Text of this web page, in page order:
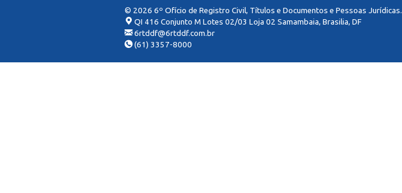
© 2026 6º Ofício de Registro Civil, Títulos e Documentos e Pessoas Jurídicas.
QI 416 Conjunto M Lotes 02/03 Loja 02 Samambaia, Brasilia, DF
6rtddf@6rtddf.com.br
(61) 3357-8000